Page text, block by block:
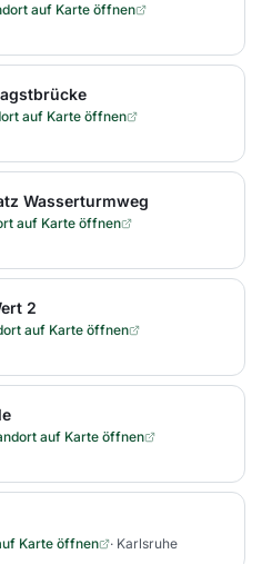
auf Karte öffnen
auf Karte öffnen
Wasserturmweg
auf Karte öffnen
2
auf Karte öffnen
auf Karte öffnen
Karte öffnen · Karlsruhe